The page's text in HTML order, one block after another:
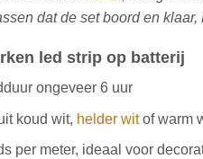
dat de set boord en
led strip op batterij
ongeveer 6 uur
koud wit, helder witof warm
per meter, ideaal voor